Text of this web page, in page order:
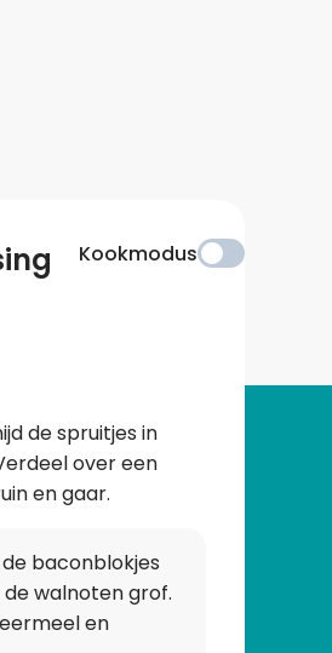
Kookmodus
de spruitjes in
over een
en gaar.
baconblokjes
walnoten grof.
en